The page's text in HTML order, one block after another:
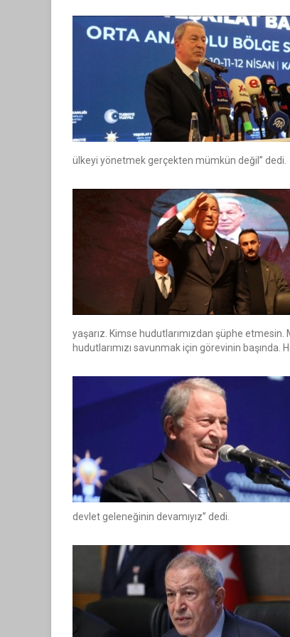
ülkeyi yönetmek gerçekten mümkün değil” dedi.
yaşarız. Kimse hudutlarımızdan şüphe
hudutlarımızı savunmak için görevinin başında.
devlet geleneğinin devamıyız” dedi.